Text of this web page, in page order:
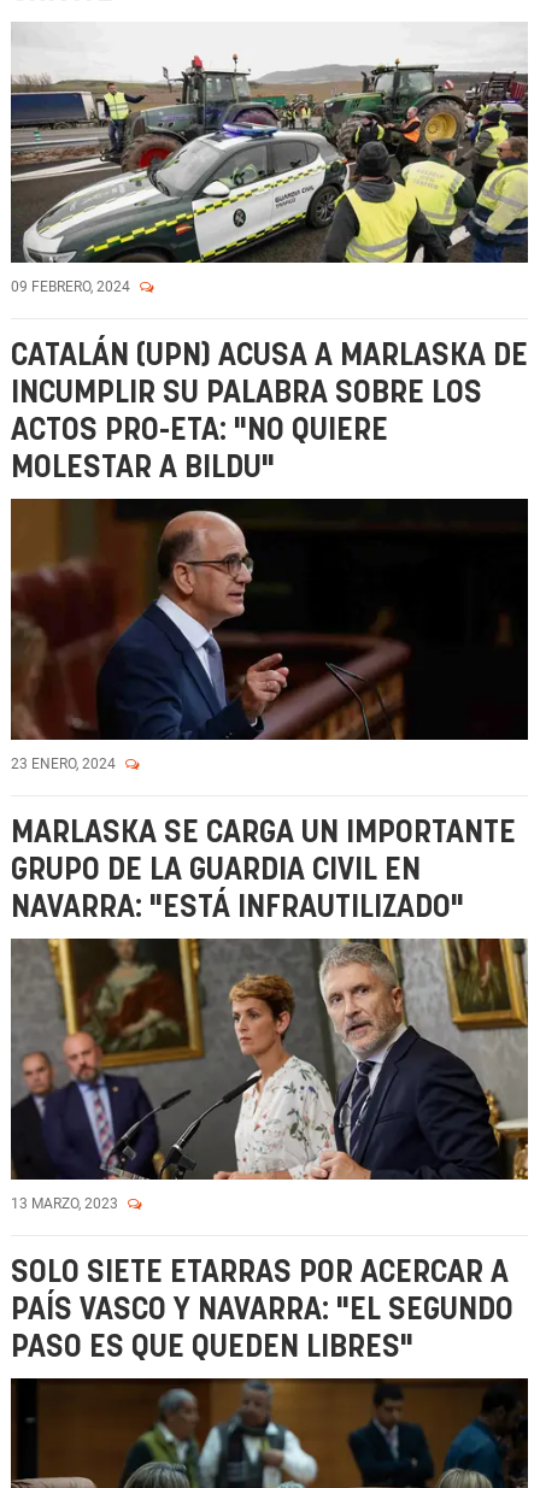
09 FEBRERO, 2024
CATALÁN (UPN) ACUSA A MARLASKA DE
INCUMPLIR SU PALABRA SOBRE LOS
ACTOS PRO-ETA: "NO QUIERE
MOLESTAR A BILDU"
23 ENERO, 2024
MARLASKA SE CARGA UN IMPORTANTE
GRUPO DE LA GUARDIA CIVIL EN
NAVARRA: "ESTÁ INFRAUTILIZADO"
13 MARZO, 2023
SOLO SIETE ETARRAS POR ACERCAR A
PAÍS VASCO Y NAVARRA: "EL SEGUNDO
PASO ES QUE QUEDEN LIBRES"